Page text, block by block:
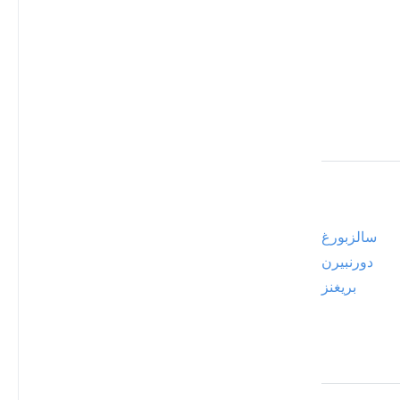
سالزبورغ
دورنبيرن
بريغنز